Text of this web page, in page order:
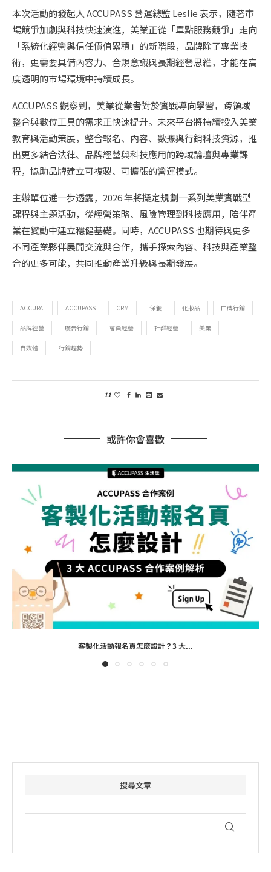
本次活動的發起人 ACCUPASS 營運總監 Leslie 表示，隨著市
場競爭加劇與科技快速演進，美業正從「單點服務競爭」走向
「系統化經營與信任價值累積」的新階段，品牌除了專業技
術，更需要具備內容力、合規意識與長期經營思維，才能在高
度透明的市場環境中持續成長。
ACCUPASS 觀察到，美業從業者對於實戰導向學習，跨領域
整合與數位工具的需求正快速提升。未來平台將持續投入美業
教育與活動策展，整合報名、內容、數據與行銷科技資源，推
出更多結合法律、品牌經營與科技應用的跨域論壇與專業課
程，協助品牌建立可複製、可擴張的營運模式。
主辦單位進一步透露，2026 年將擬定規劃一系列美業實戰型
課程與主題活動，從經營策略、風險管理到科技應用，陪伴產
業在變動中建立穩健基礎。同時，ACCUPASS 也期待與更多
不同產業夥伴展開交流與合作，攜手探索內容、科技與產業整
合的更多可能，共同推動產業升級與長期發展。
ACCUPAI ACCUPASS CRM 保養 化妝品 口碑行銷
品牌經營 廣告行銷 會員經營 社群經營 美業
自媒體 行銷趨勢
11
或許你會喜歡
客製化活動報名頁怎麼設計？3 大...
搜尋文章